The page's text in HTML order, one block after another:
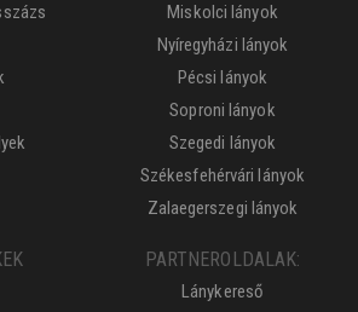
Miskolci lányok
Nyíregyházi lányok
Pécsi lányok
Soproni lányok
Szegedi lányok
Székesfehérvári lányok
Zalaegerszegi lányok
PARTNEROLDALAK:
Lánykereső